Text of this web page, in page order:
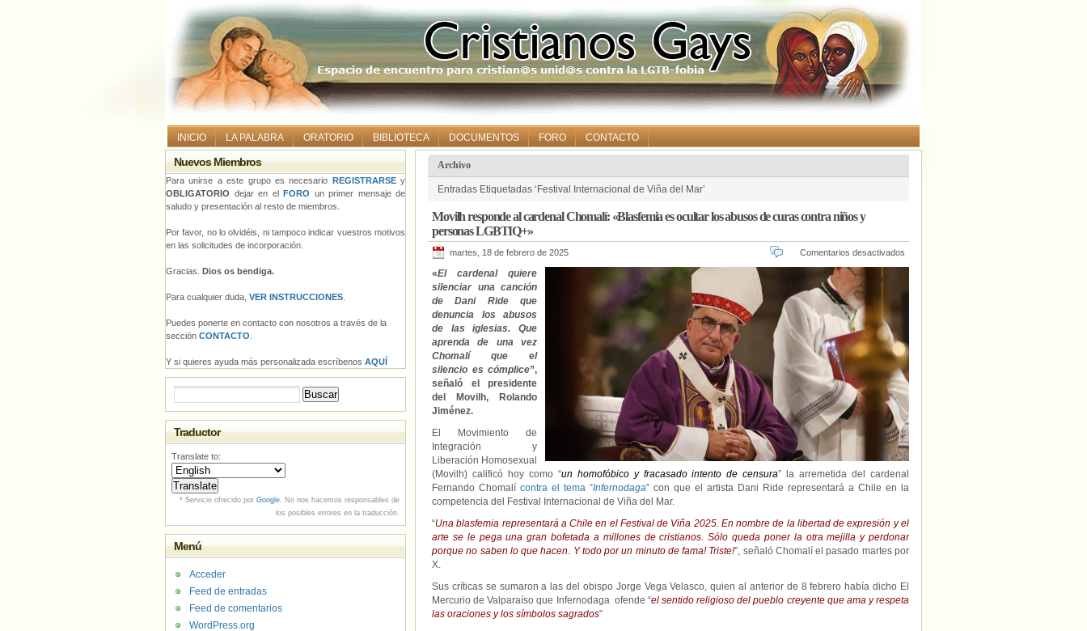
INICIO LA PALABRA ORATORIO BIBLIOTECA DOCUMENTOS FORO CONTACTO
Archivo
Entradas Etiquetadas ‘Festival Internacional de Viña del Mar’
Movilh responde al cardenal Chomalí: «Blasfemia es ocultar los abusos de curas contra niños y
personas LGBTIQ+»
martes, 18 de febrero de 2025 Comentarios desactivados
«El cardenal quiere
silenciar una canción
de Dani Ride que
denuncia los abusos
de las iglesias. Que
aprenda de una vez
Chomalí que el
silencio es cómplice”,
señaló el presidente
del Movilh, Rolando
Jiménez.
El Movimiento de
Integración y
Liberación Homosexual
(Movilh) calificó hoy como “un homofóbico y fracasado intento de censura” la arremetida del cardenal
Fernando Chomalí contra el tema “Infernodaga” con que el artista Dani Ride representará a Chile en la
competencia del Festival Internacional de Viña del Mar.
“Una blasfemia representará a Chile en el Festival de Viña 2025. En nombre de la libertad de expresión y el
arte se le pega una gran bofetada a millones de cristianos. Sólo queda poner la otra mejilla y perdonar
porque no saben lo que hacen. Y todo por un minuto de fama! Triste!”, señaló Chomalí el pasado martes por
X.
Sus críticas se sumaron a las del obispo Jorge Vega Velasco, quien al anterior de 8 febrero había dicho El
Mercurio de Valparaíso que Infernodaga ofende “el sentido religioso del pueblo creyente que ama y respeta
las oraciones y los símbolos sagrados”
Nuevos Miembros
Para unirse a este grupo es necesario REGISTRARSEy
OBLIGATORIO dejar en el FORO un primer mensaje de
saludo y presentación al resto de miembros.
Por favor, no lo olvidéis, ni tampoco indicar vuestros motivos
en las solicitudes de incorporación.
Gracias. Dios os bendiga.
Para cualquier duda, VER INSTRUCCIONES
Puedes ponerte en contacto con nosotros a través de la
sección CONTACTO
Y si quieres ayuda más personalizada escríbenos AQUÍ
Traductor
Translate to:
* Servicio ofrecido por Google. No nos hacemos responsables de
los posibles errores en la traducción.
Menú
Acceder
Feed de entradas
Feed de comentarios
WordPress.org